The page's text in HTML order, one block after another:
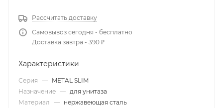
Рассчитать доставку
Самовывоз сегодня - бесплатно
Доставка завтра - 390 ₽
Характеристики
Серия — METAL SLIM
Назначение — для унитаза
Материал — нержавеющая сталь